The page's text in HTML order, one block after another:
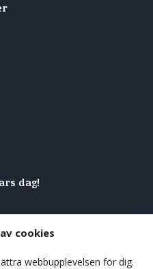
cookies
webbupplevelsen för dig.
dag!